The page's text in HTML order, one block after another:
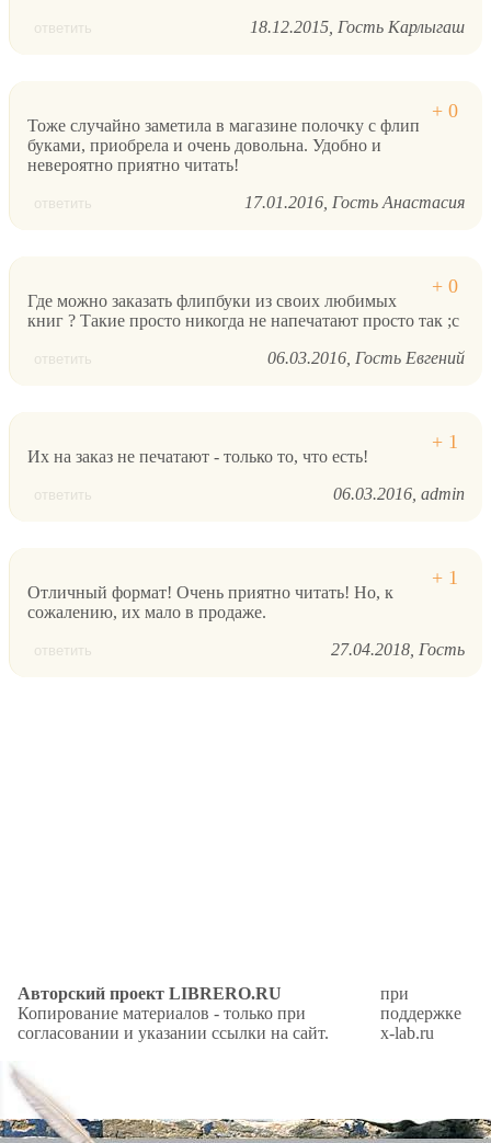
ответить 18.12.2015 Гость Карлыгаш
Тоже случайно заметила в магазине полочку с флип
буками, приобрела и очень довольна. Удобно и
невероятно приятно читать!
ответить 17.01.2016 Гость Анастасия
Где можно заказать флипбуки из своих любимых
книг ? Такие просто никогда не напечатают просто так ;c
ответить 06.03.2016 Гость Евгений
Их на заказ не печатают - только то, что есть!
ответить 06.03.2016 admin
Отличный формат! Очень приятно читать! Но, к
сожалению, их мало в продаже.
ответить 27.04.2018 Гость
Авторский проект LIBRERO.RU
Копирование материалов - только при
согласовании и указании ссылки на сайт.
при
поддержке
x-lab.ru